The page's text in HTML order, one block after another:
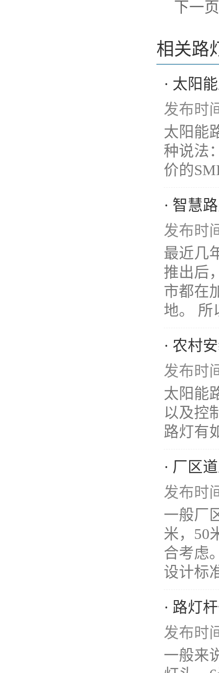
下一
相关路
· 太阳
发布时
太阳能
种说法
价的
· 智慧
发布时
最近几
推出后
市都在
地。 所
· 农村
发布时
太阳能
以及控
路灯有
· 厂区
发布时
一般厂
米，50
合考虑
设计标
· 路灯
发布时
一般来